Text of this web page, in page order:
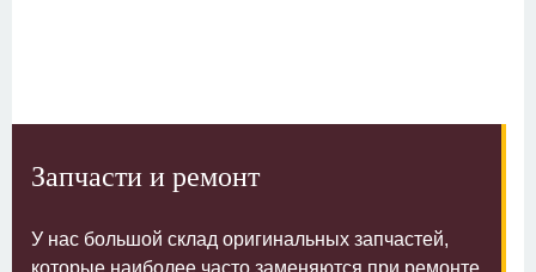
Запчасти и ремонт
У нас большой склад оригинальных запчастей,